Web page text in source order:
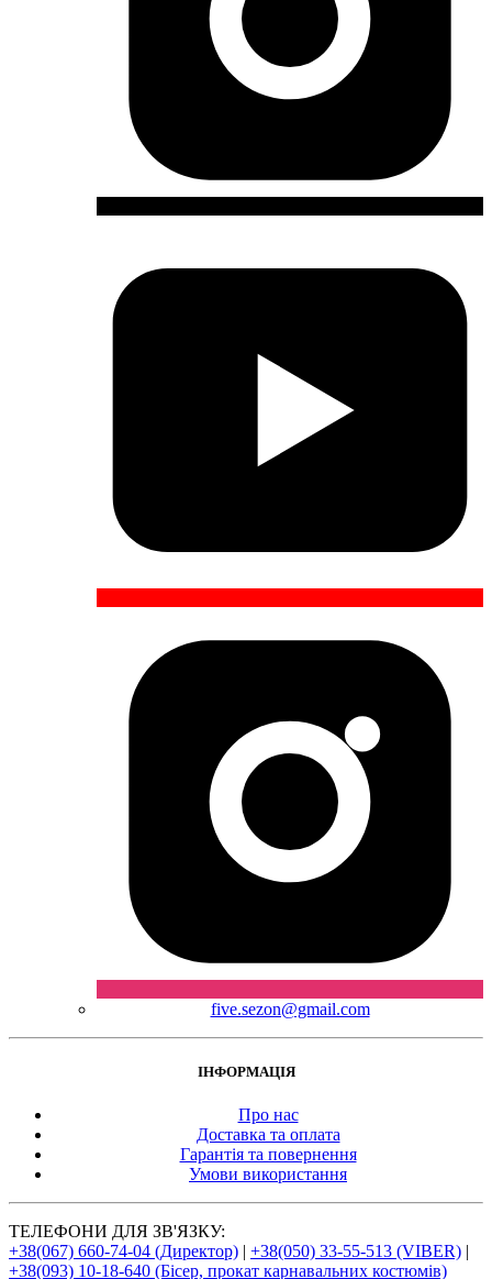
five.sezon@gmail.com
ІНФОРМАЦІЯ
Про нас
Доставка та оплата
Гарантія та повернення
Умови використання
ТЕЛЕФОНИ ДЛЯ ЗВ'ЯЗКУ:
+38(067) 660-74-04 (Директор) | +38(050) 33-55-513 (VIBER) |
+38(093) 10-18-640 (Бісер, прокат карнавальних костюмів)